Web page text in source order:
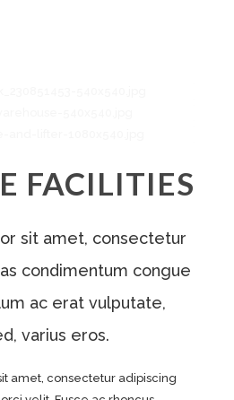
FACILITIES
sit amet, consectetur
condimentum congue
ac erat vulputate,
varius eros.
amet, consectetur adipiscing